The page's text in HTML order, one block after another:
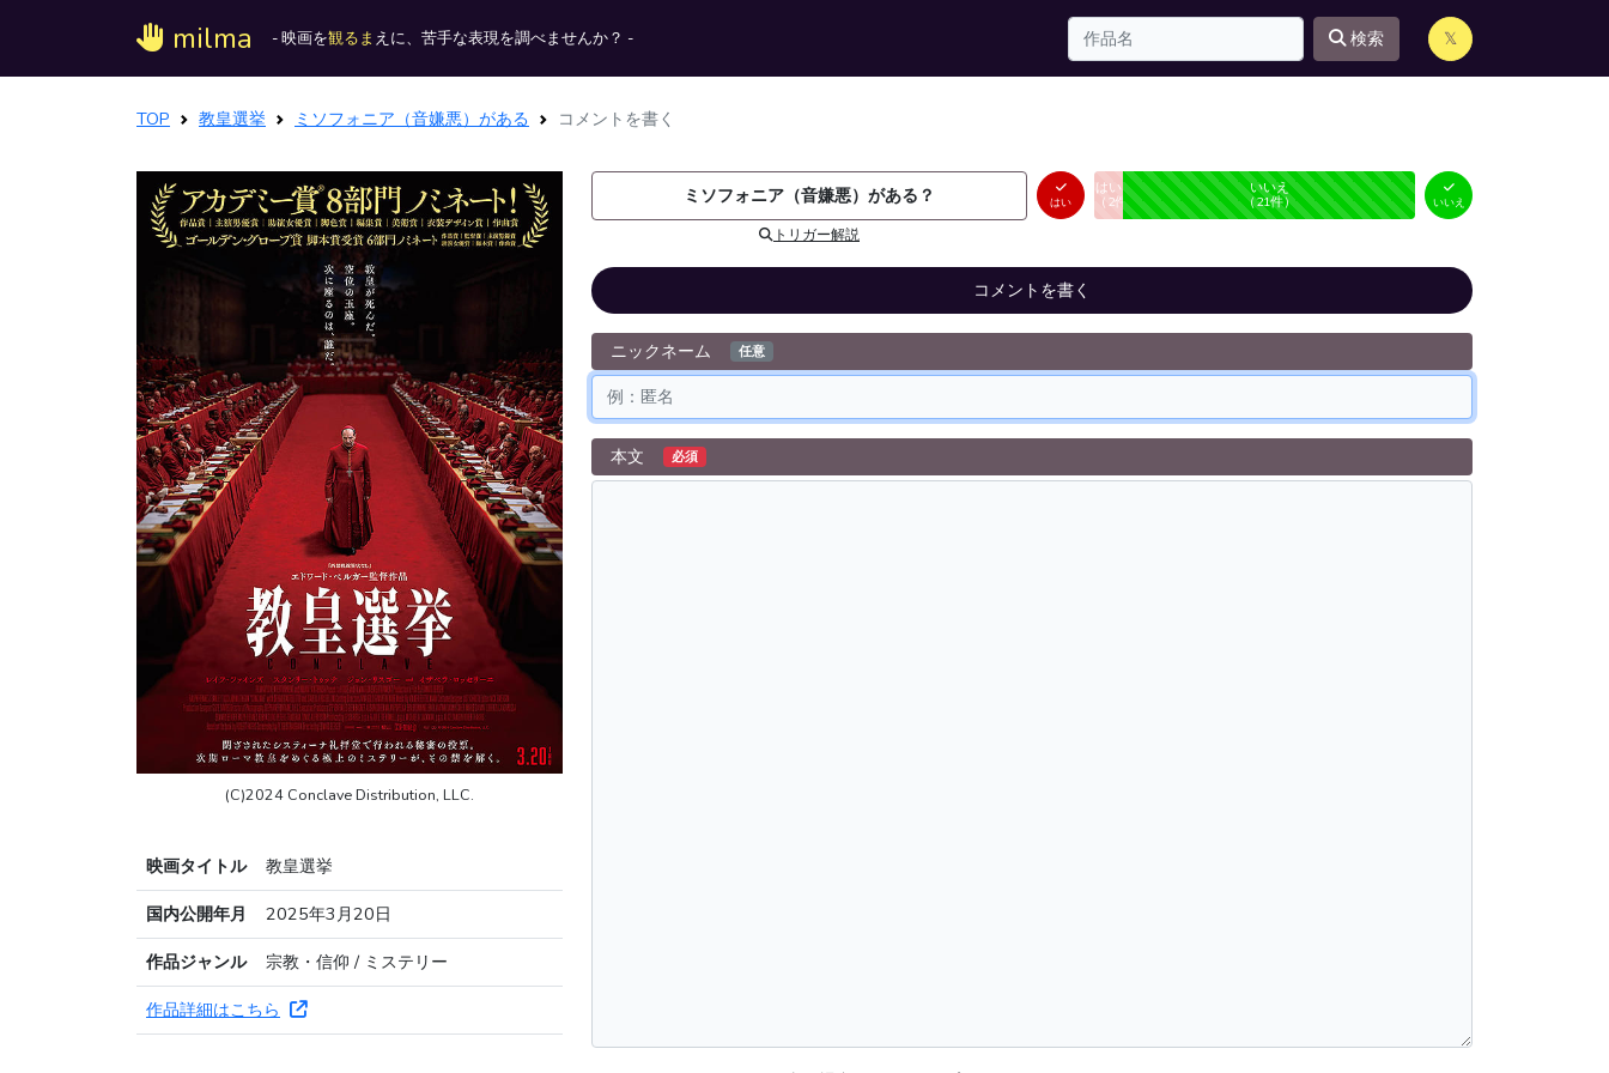
milma - 映画を観るま えに、苦手な表現を調べませんか？ - 検索 𝕏
TOP 教皇選挙 ミソフォニア（音嫌悪）がある コメントを書く
(C)2024 Conclave Distribution, LLC.
映画タイトル
教皇選挙
国内公開年月
2025年3月20日
作品ジャンル
宗教・信仰 / ミステリー
作品詳細はこちら
ミソフォニア（音嫌悪）がある？
トリガー解説
はい
はい
（ 2件）
未投票
いいえ
（21件） いいえ
コメントを書く
ニックネーム 任意
本文 必須